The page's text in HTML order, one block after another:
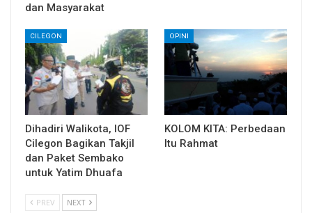
dan Masyarakat
CILEGON
Dihadiri Walikota, IOF
Cilegon Bagikan Takjil
dan Paket Sembako
untuk Yatim Dhuafa
OPINI
KOLOM KITA: Perbedaan
Itu Rahmat
PREV NEXT